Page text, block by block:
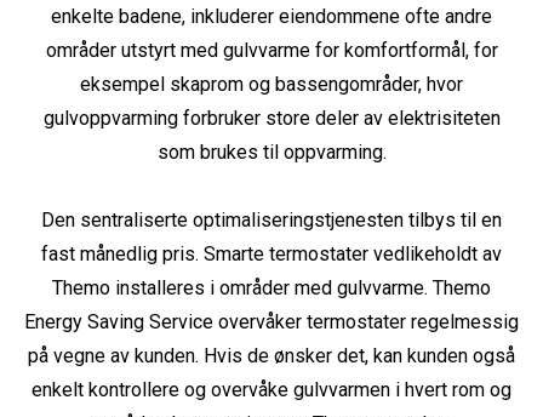
enkelte badene, inkluderer eiendommene ofte andre
områder utstyrt med gulvvarme for komfortformål, for
eksempel skaprom og bassengområder, hvor
gulvoppvarming forbruker store deler av elektrisiteten
som brukes til oppvarming.
Den sentraliserte optimaliseringstjenesten tilbys til en
fast månedlig pris. Smarte termostater vedlikeholdt av
Themo installeres i områder med gulvvarme. Themo
Energy Saving Service overvåker termostater regelmessig
på vegne av kunden. Hvis de ønsker det, kan kunden også
enkelt kontrollere og overvåke gulvvarmen i hvert rom og